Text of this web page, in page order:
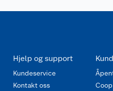
Hjelp og support
Kundeservice
Kontakt oss